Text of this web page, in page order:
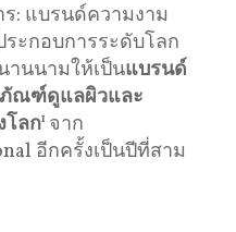
: แบรนด์ความงาม
ะกอบการระดับโลก
านนามให้เป็นแบรนด์
ณฑ์ดูแลผิวและ
โลก1 จาก
อีกครั้งเป็นปีที่สาม